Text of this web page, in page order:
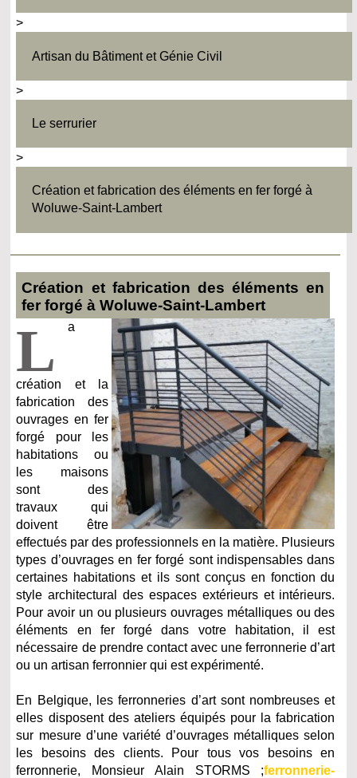
>
Artisan du Bâtiment et Génie Civil
>
Le serrurier
>
Création et fabrication des éléments en fer forgé à
Woluwe-Saint-Lambert
Création et fabrication des éléments en
fer forgé à Woluwe-Saint-Lambert
L a
création et la
fabrication des
ouvrages en fer
forgé pour les
habitations ou
les maisons
sont des
travaux qui
doivent être
effectués par des professionnels en la matière. Plusieurs
types d’ouvrages en fer forgé sont indispensables dans
certaines habitations et ils sont conçus en fonction du
style architectural des espaces extérieurs et intérieurs.
Pour avoir un ou plusieurs ouvrages métalliques ou des
éléments en fer forgé dans votre habitation, il est
nécessaire de prendre contact avec une ferronnerie d’art
ou un artisan ferronnier qui est expérimenté.
En Belgique, les ferronneries d’art sont nombreuses et
elles disposent des ateliers équipés pour la fabrication
sur mesure d’une variété d’ouvrages métalliques selon
les besoins des clients. Pour tous vos besoins en
ferronnerie, Monsieur Alain STORMS ;ferronnerie-